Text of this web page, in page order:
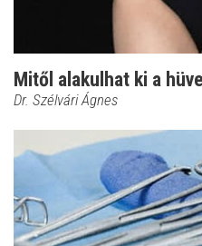
Mitől alakulhat ki a
Dr. Szélvári Ágnes